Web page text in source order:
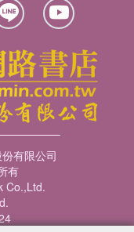
有限公司
有
Co.,Ltd.